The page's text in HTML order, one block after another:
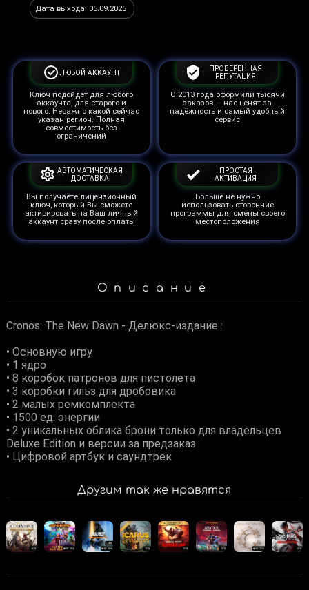
Дата выхода: 05.09.2025
ЛЮБОЙ АККАУНТ
Ключ подойдет для любого
аккаунта, для старого и
нового. Неважно какой сейчас
указан регион. Полная
совместимость без
ограничений
ПРОВЕРЕННАЯ
РЕПУТАЦИЯ
С 2013 года оформили тысячи
заказов — нас ценят за
надёжность и самый удобный
сервис
АВТОМАТИЧЕСКАЯ
ДОСТАВКА
Вы получаете лицензионный
ключ, который Вы сможете
активировать на Ваш личный
аккаунт сразу после оплаты
ПРОСТАЯ
АКТИВАЦИЯ
Больше не нужно
использовать сторонние
программы для смены своего
местоположения
Описание
Cronos: The New Dawn - Делюкс-издание :
• Основную игру
• 1 ядро
• 8 коробок патронов для пистолета
• 3 коробки гильз для дробовика
• 2 малых ремкомплекта
• 1500 ед. энергии
• 2 уникальных облика брони только для владельцев
Deluxe Edition и версии за предзаказ
• Цифровой артбук и саундтрек
Другим так же нравятся